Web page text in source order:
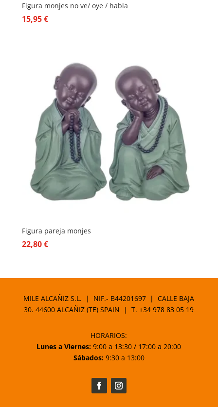
Figura monjes no ve/ oye / habla
15,95€
Figura pareja monjes
22,80€
MILE ALCAÑIZ S.L. | NIF.- B44201697 | CALLE BAJA
30. 44600 ALCAÑIZ (TE) SPAIN | T.+34 978 83 05 19
HORARIOS:
Lunes a Viernes: 9:00 a 13:30 / 17:00 a 20:00
Sábados:9:30 a 13:00